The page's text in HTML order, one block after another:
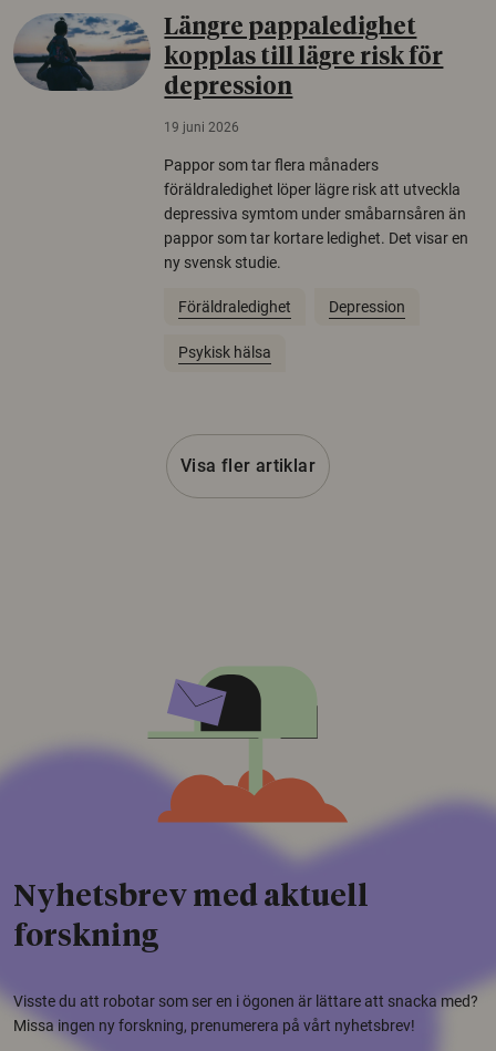
Längre pappaledighet
kopplas till lägre risk för
depression
19 juni 2026
Pappor som tar flera månaders
föräldraledighet löper lägre risk att utveckla
depressiva symtom under småbarnsåren än
pappor som tar kortare ledighet. Det visar en
ny svensk studie.
Föräldraledighet Depression
Psykisk hälsa
Visa fler artiklar
Nyhetsbrev med aktuell
forskning
Visste du att robotar som ser en i ögonen är lättare att snacka med?
Missa ingen ny forskning, prenumerera på vårt nyhetsbrev!